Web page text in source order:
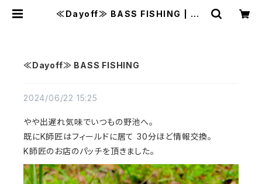
≪Dayoff≫ BASS FISHING | MA
≪Dayoff≫ BASS FISHING
2024/06/22 15:25
やや出遅れ気味でいつもの野池へ。
既にK師匠はフィールドに居て 30分ほど情報交換。
K師匠のお店のパッチを頂きました。